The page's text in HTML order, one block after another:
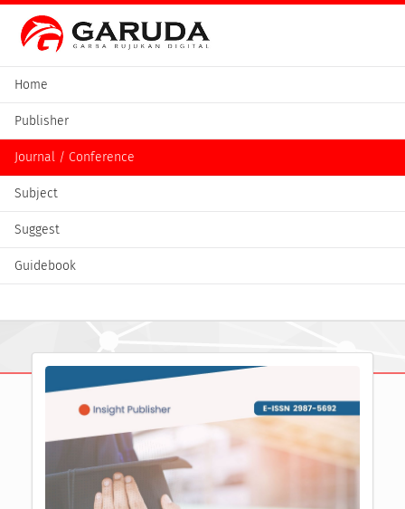
Home
Publisher
Journal / Conference
Subject
Suggest
Guidebook